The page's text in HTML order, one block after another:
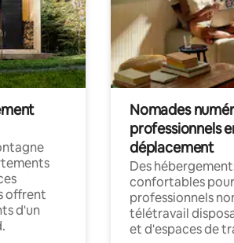
offrent
d'un
Nomades
professionnels
déplacement
Des
confortables
professionnels
télétravail
et d'espaces de